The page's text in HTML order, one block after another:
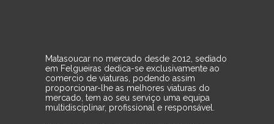
Matasoucar no mercado desde 2012, sediado
em Felgueiras dedica-se exclusivamente ao
comercio de viaturas, podendo assim
proporcionar-lhe as melhores viaturas do
mercado, tem ao seu serviço uma equipa
multidisciplinar, profissional e responsável.